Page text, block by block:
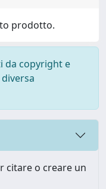
prodotto.
da copyright e
citare o creare un